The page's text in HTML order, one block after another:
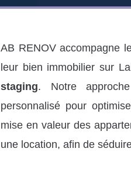
AB RENOV accompagne
leur bien immobilier sur
staging. Notre
personnalisé pour
mise en valeur des
une location, afin de